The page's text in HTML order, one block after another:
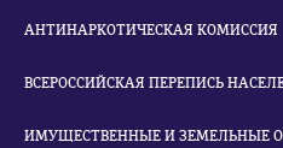
АНТИНАРКОТИЧЕСКАЯ КОМИССИЯ
ВСЕРОССИЙСКАЯ ПЕРЕПИСЬ
ИМУЩЕСТВЕННЫЕ И ЗЕМЕЛЬНЫЕ